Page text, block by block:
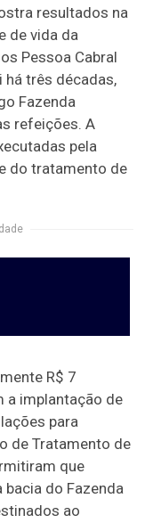
resultados na
de vida da
Pessoa Cabral
há três décadas,
Fazenda
refeições. A
pela
do tratamento de
R$ 7
a implantação de
para
de Tratamento de
que
do Fazenda
ao